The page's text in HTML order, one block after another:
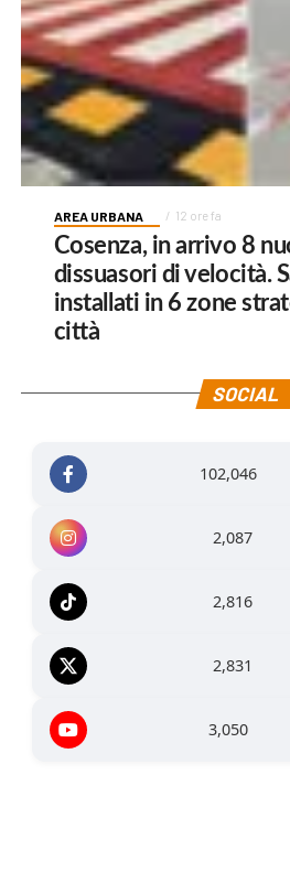
AREA URBANA 12 ore fa
Cosenza, in arrivo 8
dissuasori di velocità.
installati in 6 zone
città
SOCIAL
102,046
2,087
2,816
2,831
3,050